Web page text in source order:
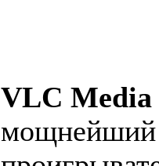
VLC Media
мощнейший